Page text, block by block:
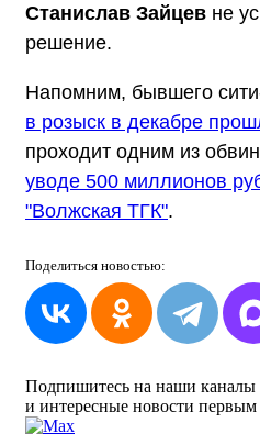
Станислав Зайцев не
решение.
Напомним, бывшего
в розыск в декабре
проходит одним из
уводе 500 миллионов
"Волжская ТГК".
Поделиться новостью:
Подпишитесь на наши
и интересные новости первым